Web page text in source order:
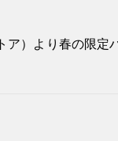
ア）より春の限